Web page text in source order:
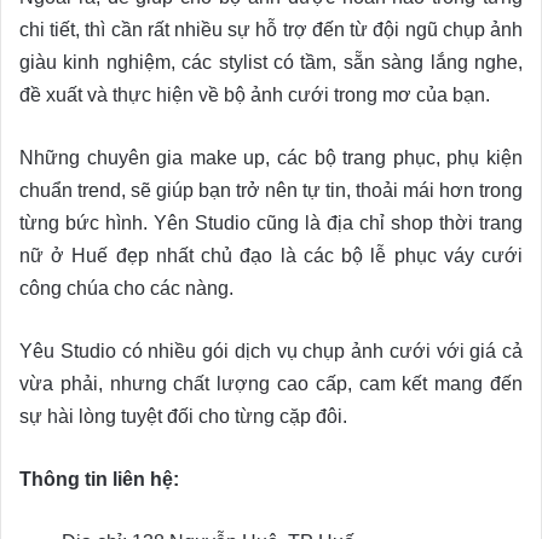
chi tiết, thì cần rất nhiều sự hỗ trợ đến từ đội ngũ chụp ảnh
giàu kinh nghiệm, các stylist có tầm, sẵn sàng lắng nghe,
đề xuất và thực hiện về bộ ảnh cưới trong mơ của bạn.
Những chuyên gia make up, các bộ trang phục, phụ kiện
chuẩn trend, sẽ giúp bạn trở nên tự tin, thoải mái hơn trong
từng bức hình. Yên Studio cũng là địa chỉ shop thời trang
nữ ở Huế đẹp nhất chủ đạo là các bộ lễ phục váy cưới
công chúa cho các nàng.
Yêu Studio có nhiều gói dịch vụ chụp ảnh cưới với giá cả
vừa phải, nhưng chất lượng cao cấp, cam kết mang đến
sự hài lòng tuyệt đối cho từng cặp đôi.
Thông tin liên hệ: